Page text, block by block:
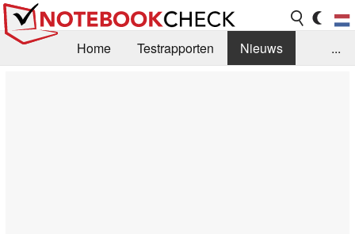
Home Testrapporten
Nieuws
...